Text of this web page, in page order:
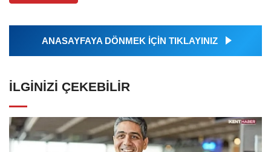
ANASAYFAYA DÖNMEK İÇİN TIKLAYINIZ
İLGINIZI ÇEKEBILIR